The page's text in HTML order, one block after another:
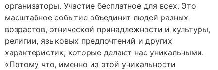
организаторы. Участие бесплатное для всех. Это
масштабное событие объединит людей разных
возрастов, этнической принадлежности и культуры,
религии, языковых предпочтений и других
характеристик, которые делают нас уникальными.
«Потому что, именно из этой уникальности